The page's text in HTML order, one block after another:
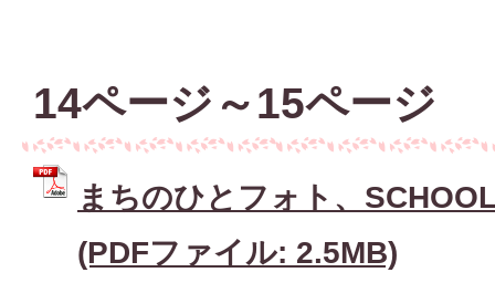
14ページ～15ページ
まちのひとフォト、
(PDFファイル: 2.5MB)